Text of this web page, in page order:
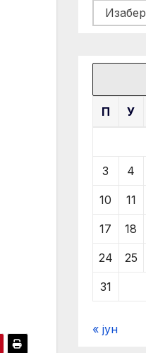
Архиве
П У
3 4
10 11
17 18
24 25
31
« јун